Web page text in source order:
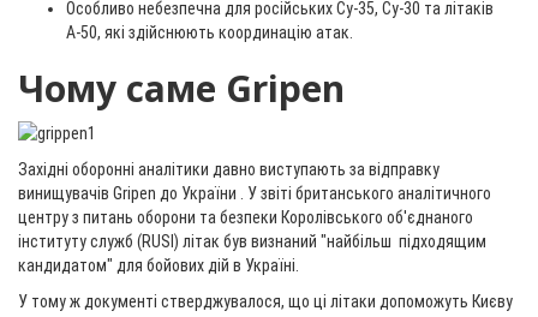
Особливо небезпечна для російських Су-35, Су-30 та літаків
А-50, які здійснюють координацію атак.
Чому саме Gripen
Західні оборонні аналітики давно виступають за відправку
винищувачів Gripen до України . У звіті британського аналітичного
центру з питань оборони та безпеки Королівського об'єднаного
інституту служб (RUSI) літак був визнаний "найбільш підходящим
кандидатом" для бойових дій в Україні.
У тому ж документі стверджувалося, що ці літаки допоможуть Києву